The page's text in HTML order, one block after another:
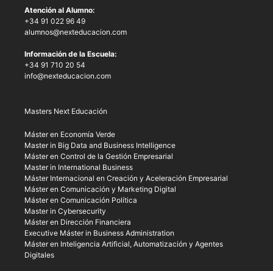
Atención al Alumno:
+34 91 022 96 49
alumnos@nexteducacion.com
Información de la Escuela:
+34 91 710 20 54
info@nexteducacion.com
Masters Next Educación
Máster en Economía Verde
Master in Big Data and Business Intelligence
Máster en Control de la Gestión Empresarial
Master in International Business
Máster Internacional en Creación y Aceleración Empresarial
Máster en Comunicación y Marketing Digital
Máster en Comunicación Política
Master in Cybersecurity
Máster en Dirección Financiera
Executive Máster in Business Administration
Máster en Inteligencia Artificial, Automatización y Agentes
Digitales